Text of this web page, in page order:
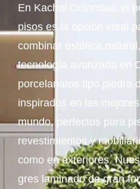
En Kachel Colombia, el
pisos es la opción ideal
combinar estética
tecnología avanzada en
porcelanatos tipo piedra
inspirados en las
mundo, perfectos para
revestimientos y
como en exteriores.
gres laminado de gran